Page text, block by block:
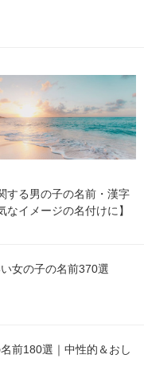
する男の子の名前・漢字
なイメージの名付けに】
女の子の名前370選
前180選｜中性的＆おし